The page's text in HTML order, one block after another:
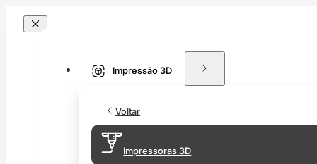
Impressão 3D
Voltar
Impressoras 3D